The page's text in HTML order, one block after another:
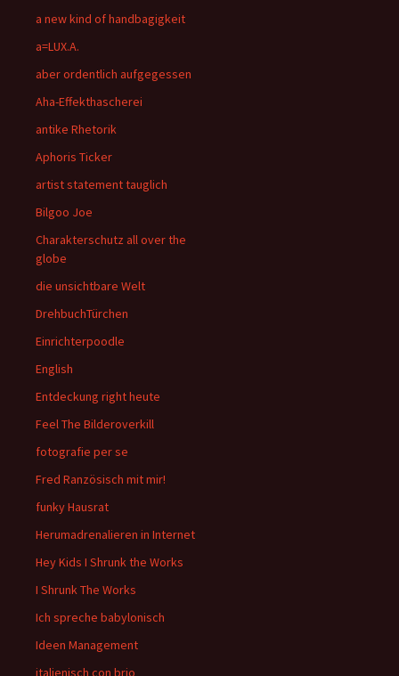
a new kind of handbagigkeit
a=LUX.A.
aber ordentlich aufgegessen
Aha-Effekthascherei
antike Rhetorik
Aphoris Ticker
artist statement tauglich
Bilgoo Joe
Charakterschutz all over the
globe
die unsichtbare Welt
DrehbuchTürchen
Einrichterpoodle
English
Entdeckung right heute
Feel The Bilderoverkill
fotografie per se
Fred Ranzösisch mit mir!
funky Hausrat
Herumadrenalieren in Internet
Hey Kids I Shrunk the Works
I Shrunk The Works
Ich spreche babylonisch
Ideen Management
italienisch con brio